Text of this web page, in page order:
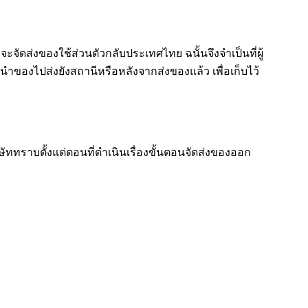
จัดส่งของใช้ส่วนตัวกลับประเทศไทย ฉนั้นจึงจำเป็นที่ผู้
ของไปส่งยังสถานีหรือหลังจากส่งของแล้ว เพื่อเก็บไว้
ทราบตั้งแต่ตอนที่ดำเนินเรื่องขั้นตอนจัดส่งของออก